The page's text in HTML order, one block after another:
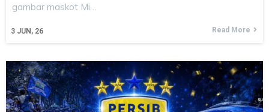
3 JUN, 26
gambar maskot Mi…
Read More